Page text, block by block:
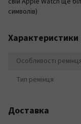
символів)
Характеристики
Особливості
Тип ремінця
Доставка